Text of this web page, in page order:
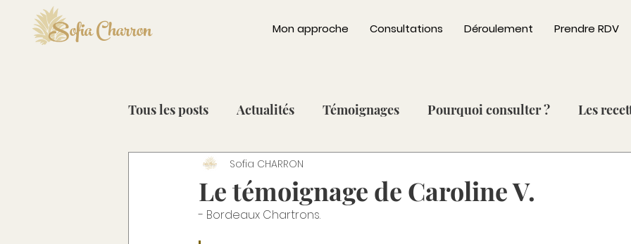
Sofia Charron Mon approche Consultations Déroulement Prendre RDV
Tous les posts Actualités Témoignages Pourquoi consulter ? Les
Petit-déjeuner & Collation
Chou-fleur [Oct - Mar] Courges [Oct - Fév]
Le témoignage de Caroline V.
Sofia CHARRON
- Bordeaux Chartrons.